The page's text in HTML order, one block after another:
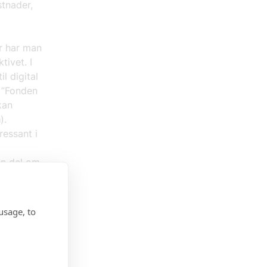
har man
I
digital
i
del om
till
to